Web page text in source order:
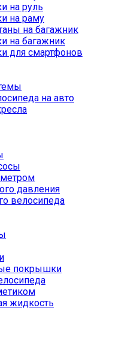
на руль
на раму
на багажник
на багажник
для смартфонов
на авто
давления
велосипеда
покрышки
жидкость